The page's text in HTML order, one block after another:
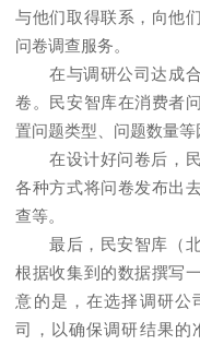
与他们取得联系，向他
问卷调查服务。
在与调研公司达成
卷。 民安智库在消费者
置问题类型、问题数量等
在设计好问卷后，
各种方式将问卷发布出
查等。
最后， 民安智库（
根据收集到的数据撰写
意的是，在选择调研公
司，以确保调研结果的